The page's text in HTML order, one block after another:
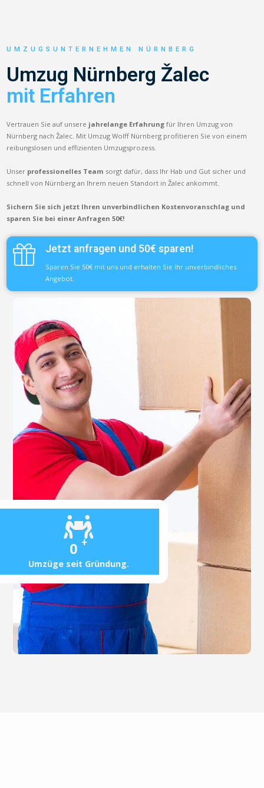
0 +
Umzüge seit Gründung.
UMZUGSUNTERNEHMEN NÜRNBERG
Umzug Nürnberg Žalec
mit Erfahren
Vertrauen Sie auf unsere jahrelange Erfahrung für Ihren Umzug von
Nürnberg nach Žalec. Mit Umzug Wolff Nürnberg profitieren Sie von einem
reibungslosen und effizienten Umzugsprozess.
Unser professionelles Team sorgt dafür, dass Ihr Hab und Gut sicher und
schnell von Nürnberg an Ihrem neuen Standort in Žalec ankommt.
Sichern Sie sich jetzt Ihren unverbindlichen Kostenvoranschlag und
sparen Sie bei einer Anfragen 50€!
Jetzt anfragen und 50€ sparen!
Sparen Sie 50€ mit uns und erhalten Sie Ihr unverbindliches
Angebot.